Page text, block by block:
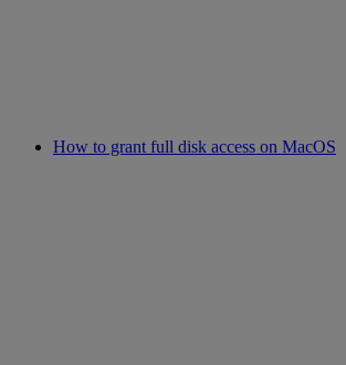
How to grant full disk access on MacOS